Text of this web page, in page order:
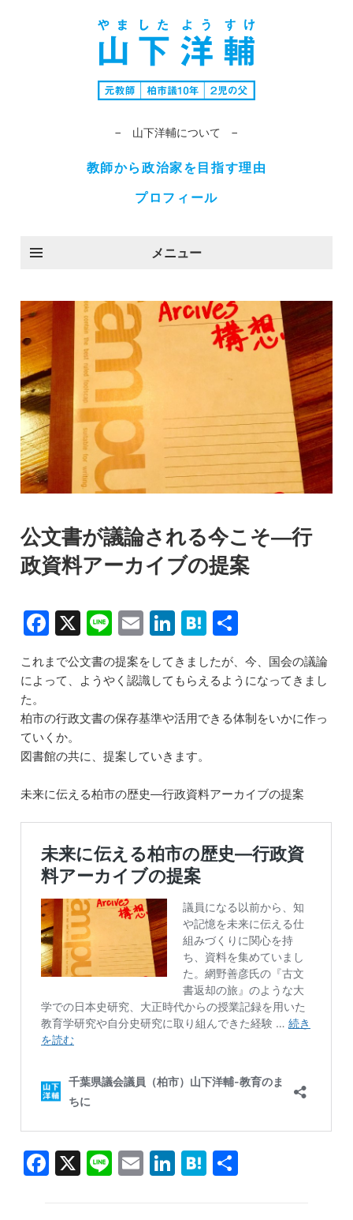
− 山下洋輔について −
教師から政治家を目指す理由
プロフィール
メニュー
公文書が議論される今こそ―行
政資料アーカイブの提案
F
a
c
b
o
k
X Li
n
e
E
m
ai
Li
n
k
e
dI
n
H
at
e
n
a
有
これまで公文書の提案をしてきましたが、今、国会の議論
によって、ようやく認識してもらえるようになってきまし
た。‬
‪柏市の行政文書の保存基準や活用できる体制をいかに作っ
ていくか。‬
‪図書館の共に、提案していきます。‬
未来に伝える柏市の歴史―行政資料アーカイブの提案
F X Li E Li H